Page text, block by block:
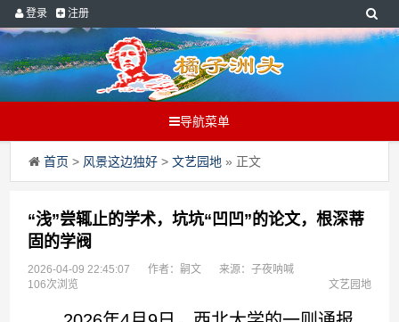
登录 注册
导航菜单
首页 > 风景这边独好 >文艺园地 » 正文
“浅”尝辄止的学术，坑坑“凹凹”的论文，根深蒂
固的学阀
2026-04-09 22:45:07 作者：嗣文
来源：子夜呐喊
106次浏览
文艺园地